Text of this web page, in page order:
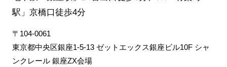
駅」京橋口徒歩4分
〒104-0061
東京都中央区銀座1-5-13 ゼットエックス銀座ビル10F シャ
ンクレール 銀座ZX会場